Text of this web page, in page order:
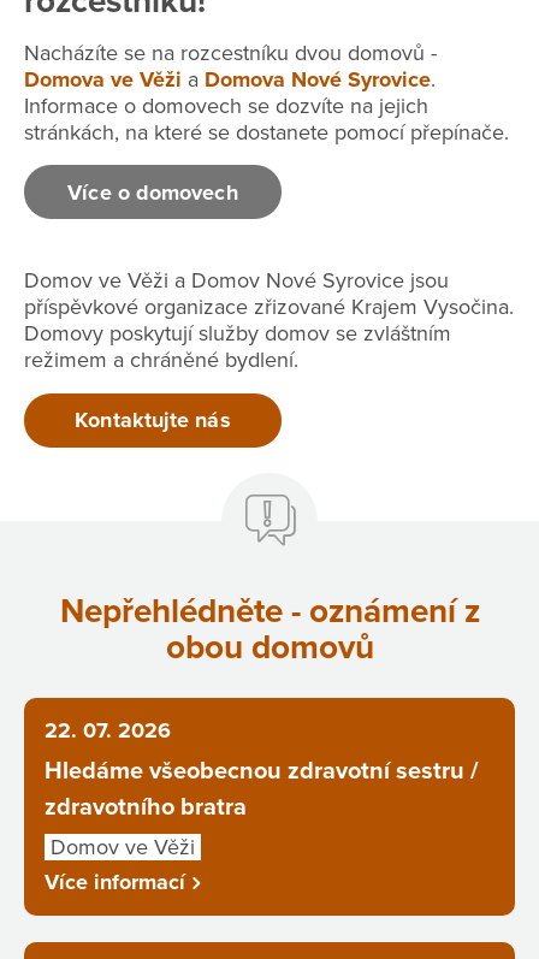
Nacházíte se na rozcestníku dvou domovů -
Domova ve Věži a Domova Nové Syrovice.
Informace o domovech se dozvíte na jejich
stránkách, na které se dostanete pomocí přepínače.
Více o domovech
Domov ve Věži a Domov Nové Syrovice jsou
příspěvkové organizace zřizované Krajem Vysočina.
Domovy poskytují služby domov se zvláštním
režimem a chráněné bydlení.
Kontaktujte nás
Nepřehlédněte - oznámení z
obou domovů
22. 07. 2026
Hledáme všeobecnou zdravotní sestru /
zdravotního bratra
Domov ve Věži
Více informací